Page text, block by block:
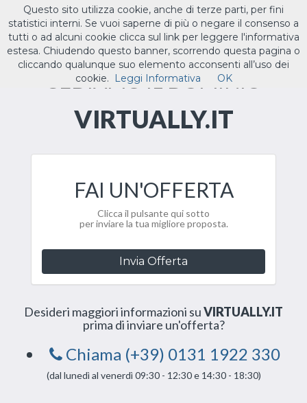
Toggle
ILTUO.IT
CEDIAMO IL DOMINIO
VIRTUALLY.IT
FAI UN'OFFERTA
Clicca il pulsante qui sotto
per inviare la tua migliore proposta.
Invia Offerta
Desideri maggiori informazioni suVIRTUALLY.IT
prima di inviare un'offerta?
Chiama (+39) 0131 1922 330
(dal lunedì al venerdì 09:30 - 12:30 e 14:30 - 18:30)
Questo sito utilizza cookie, anche di terze parti, per fini
statistici interni. Se vuoi saperne di più o negare il consenso a
tutti o ad alcuni cookie clicca sul link per leggere l'informativa
estesa. Chiudendo questo banner, scorrendo questa pagina o
cliccando qualunque suo elemento acconsenti all’uso dei
cookie.
Leggi Informativa OK